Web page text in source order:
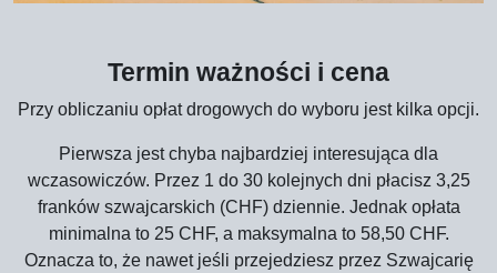
Termin ważności i cena
Przy obliczaniu opłat drogowych do wyboru jest kilka opcji.
Pierwsza jest chyba najbardziej interesująca dla
wczasowiczów. Przez 1 do 30 kolejnych dni płacisz 3,25
franków szwajcarskich (CHF) dziennie. Jednak opłata
minimalna to 25 CHF, a maksymalna to 58,50 CHF.
Oznacza to, że nawet jeśli przejedziesz przez Szwajcarię